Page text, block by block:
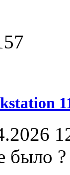
было